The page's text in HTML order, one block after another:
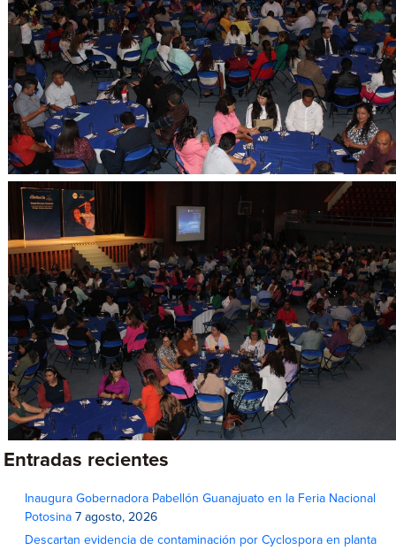
Entradas recientes
Inaugura Gobernadora Pabellón Guanajuato en la Feria Nacional
Potosina 7 agosto, 2026
Descartan evidencia de contaminación por Cyclospora en planta